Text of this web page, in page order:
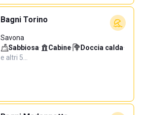
Bagni Torino
Savona
Sabbiosa· Cabine· Doccia calda·
e altri 5…